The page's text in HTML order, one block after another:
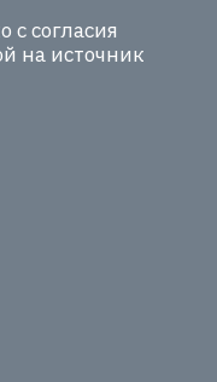
с согласия
на источник